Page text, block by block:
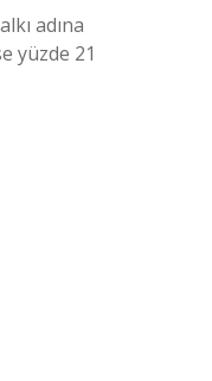
adına
yüzde 21